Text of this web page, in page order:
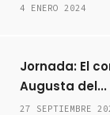
4 ENERO 2024
Jornada: El
Augusta del...
27 SEPTIEMBRE